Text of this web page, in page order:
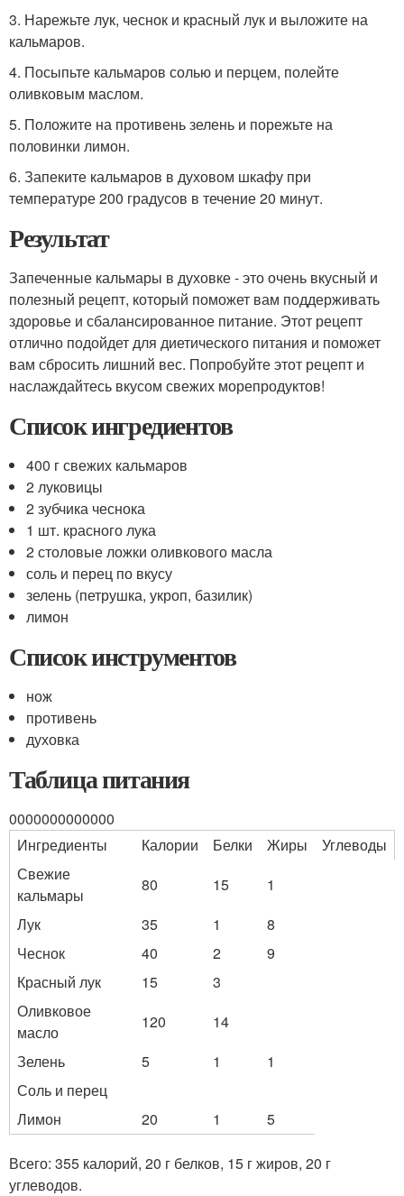
3. Нарежьте лук, чеснок и красный лук и выложите на
кальмаров.
4. Посыпьте кальмаров солью и перцем, полейте
оливковым маслом.
5. Положите на противень зелень и порежьте на
половинки лимон.
6. Запеките кальмаров в духовом шкафу при
температуре 200 градусов в течение 20 минут.
Результат
Запеченные кальмары в духовке - это очень вкусный и
полезный рецепт, который поможет вам поддерживать
здоровье и сбалансированное питание. Этот рецепт
отлично подойдет для диетического питания и поможет
вам сбросить лишний вес. Попробуйте этот рецепт и
наслаждайтесь вкусом свежих морепродуктов!
Список ингредиентов
400 г свежих кальмаров
2 луковицы
2 зубчика чеснока
1 шт. красного лука
2 столовые ложки оливкового масла
соль и перец по вкусу
зелень (петрушка, укроп, базилик)
лимон
Список инструментов
нож
противень
духовка
Таблица питания
0000000000000
Ингредиенты
Калории Белки Жиры
Углеводы
Свежие
кальмары
80 15
1
Лук
35 1
8
Чеснок
40 2
9
Красный лук
15
3
Оливковое
масло
120
14
Зелень
5 1
1
Соль и перец
Лимон
20 1 5
Всего: 355 калорий, 20 г белков, 15 г жиров, 20 г
углеводов.